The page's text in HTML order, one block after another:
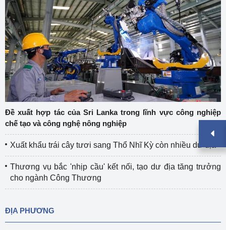
Đề xuất hợp tác của Sri Lanka trong lĩnh vực công nghiệp
chế tạo và công nghệ nông nghiệp
Xuất khẩu trái cây tươi sang Thổ Nhĩ Kỳ còn nhiều dư địa
Thương vụ bắc 'nhịp cầu' kết nối, tạo dư địa tăng trưởng
cho ngành Công Thương
ĐỊA PHƯƠNG